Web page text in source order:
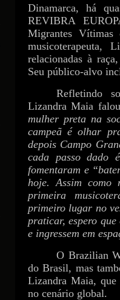
Dinamarca, há
REVIBRA
Migrantes Vítimas
musicoterapeuta,
relacionadas à
Seu público-alvo
Refletindo
Lizandra Maia
mulher preta na
campeã é olhar
depois Campo
cada passo dado
fomentaram e
hoje. Assim como
primeira
primeiro lugar no
praticar, espero
e ingressem em
O Brazilian
do Brasil, mas
Lizandra Maia, que
no cenário global.